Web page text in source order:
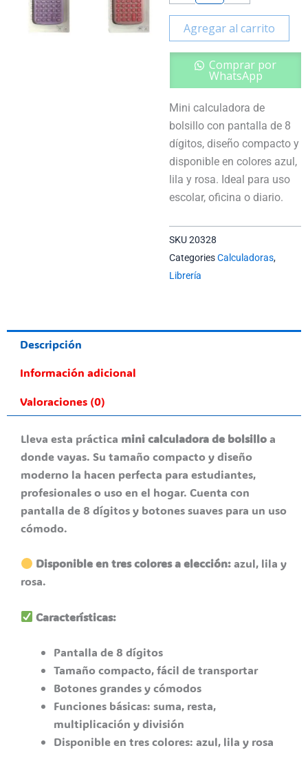
Mini calculadora de
bolsillo con pantalla de 8
dígitos, diseño compacto y
disponible en colores azul,
lila y rosa. Ideal para uso
escolar, oficina o diario.
Agregar al carrito
Comprar por
WhatsApp
SKU20328
CategoriesCalculadoras,
Librería
Descripción
Información adicional
Valoraciones (0)
Lleva esta práctica mini calculadora de bolsilloa
donde vayas. Su tamaño compacto y diseño
moderno la hacen perfecta para estudiantes,
profesionales o uso en el hogar. Cuenta con
pantalla de 8 dígitos y botones suaves para un uso
cómodo.
Disponible en tres colores a elección:azul, lila y
rosa.
Características:
Pantalla de 8 dígitos
Tamaño compacto, fácil de transportar
Botones grandes y cómodos
Funciones básicas: suma, resta,
multiplicación y división
Disponible en tres colores: azul, lila y rosa